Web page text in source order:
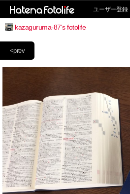
ユーザー登録
kazaguruma-87's fotolife
<prev